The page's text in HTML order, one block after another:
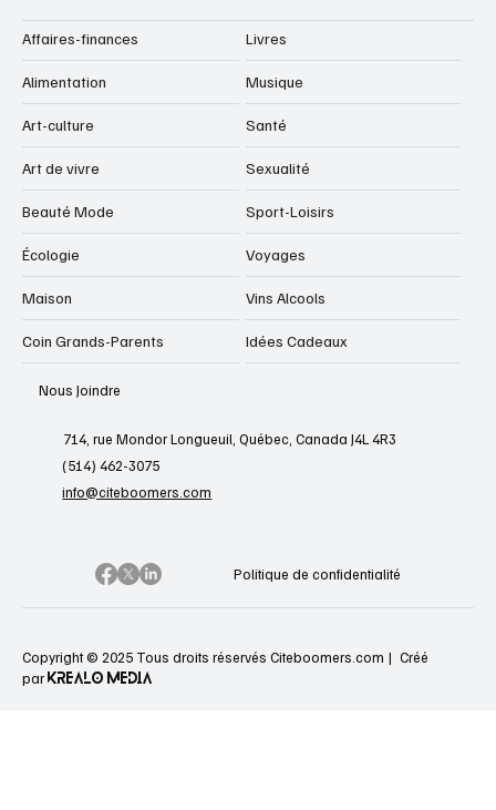
Affaires-finances
Alimentation
Art-culture
Art de vivre
Beauté Mode
Écologie
Maison
Coin Grands-Parents
Livres
Musique
Santé
Sexualité
Sport-Loisirs
Voyages
Vins Alcools
Idées Cadeaux
Nous Joindre
714, rue Mondor Longueuil, Québec, Canada J4L 4R3
(514) 462-3075
info@citeboomers.com
Politique de confidentialité
Copyright © 2025 Tous droits réservés Citeboomers.com | Créé
par KREALO MEDIA